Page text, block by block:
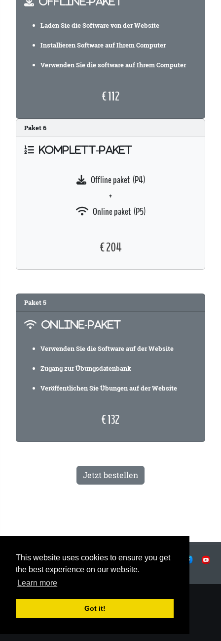
This website uses cookies to ensure you get
the best experience on our website.
Learn more
Got it!
Laden Sie die Software von der Website
Installieren Software auf Ihrem Computer
Verwenden Sie die software auf Ihrem Computer
€ 112
Paket6
KOMPLETT-PAKET
Offline paket (P4)
+
Online paket (P5)
€ 204
Paket5
ONLINE-PAKET
Verwenden Sie die Software auf der Website
Zugang zur Übungsdatenbank
Veröffentlichen Sie Übungen auf der Website
€ 132
Jetzt bestellen
|Datenschutz|Nutzungsbedingungen|
| © OSTJE 2026